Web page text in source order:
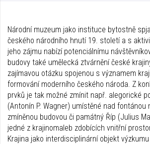
Národní muzeum jako instituce bytostně
českého národního hnutí 19. století a s
jeho zájmu nabízí potenciálnímu
budovy také umělecká ztvárnění české
zajímavou otázku spojenou s významem
formování moderního českého národa. Z
prvků je tak možné zmínit např. alegorické
(Antonín P. Wagner) umístěné nad fontánou
zmíněnou budovou či památný Říp (Julius
jedné z krajinomaleb zdobících vnitřní
Krajina jako interdisciplinární objekt